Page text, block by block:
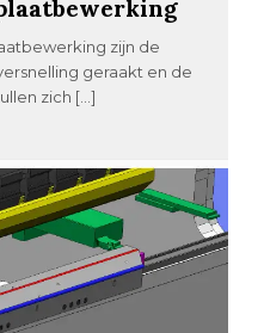
zijn de
geraakt en de
zich […]